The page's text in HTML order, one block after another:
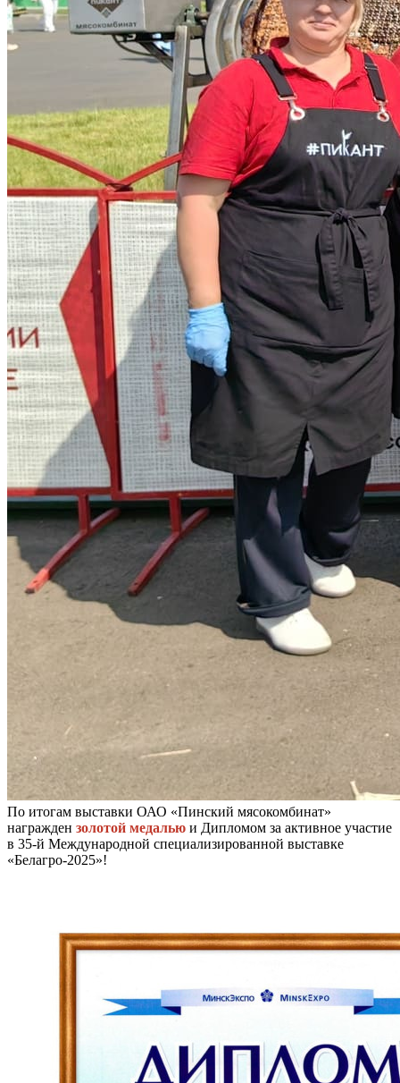
По итогам выставки ОАО «Пинский мясокомбинат»
награжден золотой медалью и Дипломом за активное участие
в 35-й Международной специализированной выставке
«Белагро-2025»!